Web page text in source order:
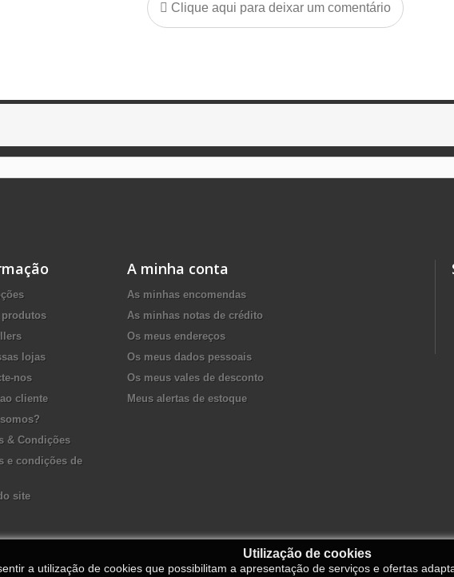
Clique aqui para deixar um comentário
produtos
lojas
nos
cliente
& Condições
e condições de
site
A minha conta
As minhas encomendas
As minhas notas de crédito
Os meus endereços
Os meus dados pessoais
Os meus vales de desconto
Meus alertas de estoque
Utilização de cookies
a utilização de cookies que possibilitam a apresentação de serviços e ofertas